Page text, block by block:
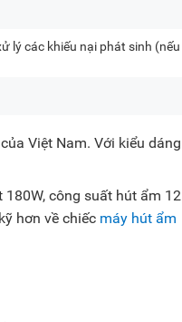
lý các khiếu nại phát sinh (nếu
Việt Nam. Với kiểu dáng
công suất hút ẩm 12
hơn về chiếc máy hút ẩm